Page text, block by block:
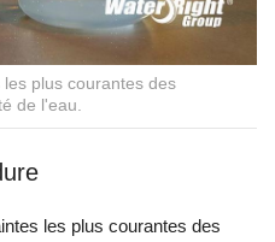
les plus courantes des
de l'eau.
les plus courantes des